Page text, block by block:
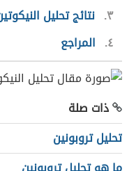
٣ نتائج تحليل
٤
المراجع
ذات صلة
تحليل تروبونين